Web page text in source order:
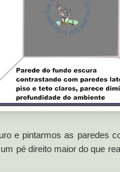
e pintarmos as paredes
pé direito maior do que